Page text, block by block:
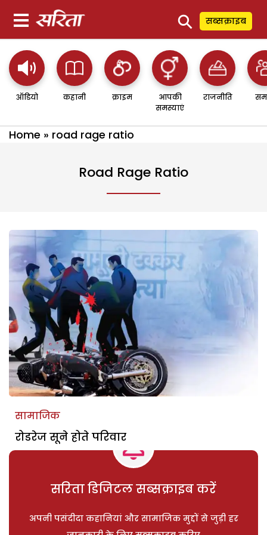
⚲ सब्सक्राइब
ऑडियो कहानी क्राइम
आपकी
समस्याएं
राजनीति
Home » road rage ratio
Road Rage Ratio
सामाजिक
रोडरेज सूने होते परिवार
सरिता डिजिटल सब्सक्राइब करें
अपनी पसंदीदा कहानियां और सामाजिक मुद्दों से जुड़ी हर